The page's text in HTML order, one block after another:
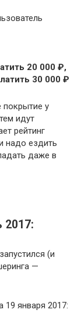
20 000 ₽,
30 000 ₽
покрытие у
идут
рейтинг
надо ездить
даже в
2017:
(и
—
19 января 2017: